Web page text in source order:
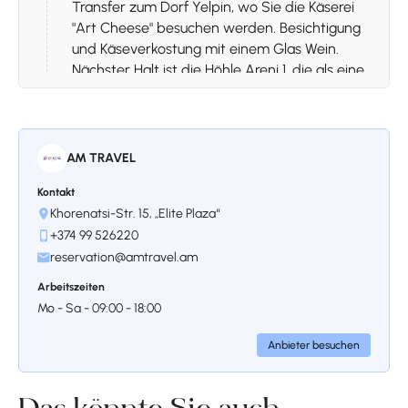
Transfer zum Dorf Yelpin, wo Sie die Käserei
"Art Cheese" besuchen werden. Besichtigung
und Käseverkostung mit einem Glas Wein.
Nächster Halt ist die Höhle Areni 1, die als eine
der ältesten Weinproduktionsstätten der
jahrtausendealte Geschichte zurückblickt.
Weiterfahrt nach Jermuk, das für seine frische
heilendes Mineralwasser bekannt ist.
Einchecken in Ihrem Hotel in Jermuk.
Nach dem Einchecken besuchen wir die
berühmte Mineralwassergalerie, wo wir
Quellwasser mit unterschiedlichen
Temperaturen probieren, von denen jedes
einzigartige heilende Eigenschaften haben.
AM TRAVEL
Kontakt
Khorenatsi-Str. 15, „Elite Plaza“
+374 99 526220
reservation@amtravel.am
Arbeitszeiten
Mo - Sa - 09:00 - 18:00
Anbieter besuchen